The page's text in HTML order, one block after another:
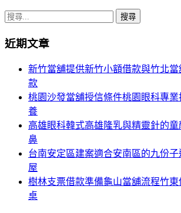
搜
關
近期文章
新竹當舖提供新竹小額借款與竹北
款
桃園沙發當舖授信條件桃園眼科專
養
高雄眼科韓式高雄隆乳與精靈針的
鼻
台南安定區建案適合安南區的九份
屋
樹林支票借款準備龜山當舖流程竹
桌